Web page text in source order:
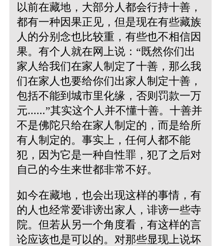
以前在藏地，大部分人都会行持十善，
都有一种因果正见，但是现在有些藏族
人的分别念也比较重，有些也不相信因
果。有个人就在网上说：“既然你们出
家人给我们在家人制定了十善，那么我
们在家人也要给你们出家人制定十善，
包括不能到城市里化缘，否则罚款一万
元......”其实这个人并不懂十善。十善并
不是佛陀只给在家人制定的，而是给所
有人制定的。事实上，任何人都不能
犯，因为它是一种自性罪，犯了之后对
自己的今生来世都非常不好。
如今在藏地，也会出现这样的事情，有
的人也经常爱诽谤出家人，诽谤一些寺
院。但若从另一个角度看，有这样的言
论应该也是可以的。对那些显现上说坏